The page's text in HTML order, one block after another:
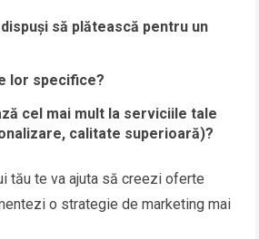
să plătească pentru un
lor specifice?
cel mai mult la serviciile tale
calitate superioară)?
tău te va ajuta să creezi oferte
o strategie de marketing mai